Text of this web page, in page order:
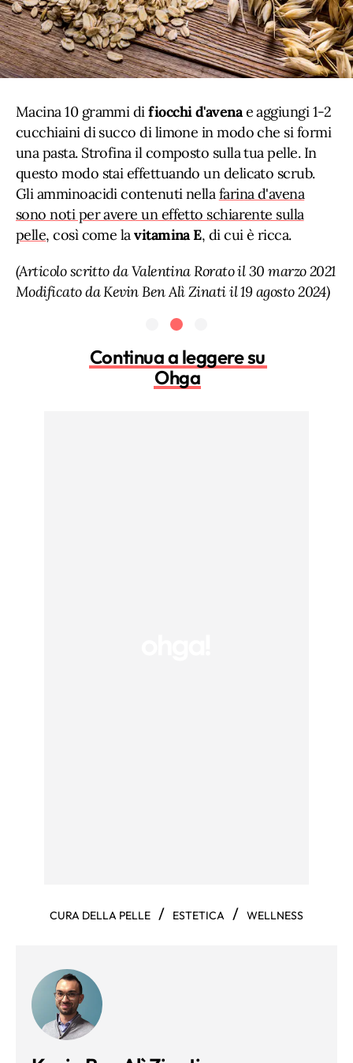
Macina 10 grammi difiocchi d'avenae aggiungi 1-2
cucchiaini di succo di limone in modo che si formi
una pasta. Strofina il composto sulla tua pelle. In
questo modo stai effettuando un delicato scrub.
Gli amminoacidi contenuti nellafarina d'avena
sono noti per avere un effetto schiarente sulla
pelle, così come lavitamina E, di cui è ricca.
(Articolo scritto da Valentina Rorato il 30 marzo 2021
Modificato da Kevin Ben Alì Zinati il 19 agosto 2024)
Continua a leggere su
Ohga
CURA DELLA PELLE / ESTETICA / WELLNESS